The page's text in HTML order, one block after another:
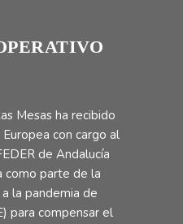
Mesas ha recibido
con cargo al
de Andalucía
como parte de la
la pandemia de
para compensar el